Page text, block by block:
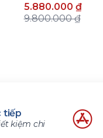
5.880.000 ₫
9.800.000 ₫
tiếp
kiệm chi